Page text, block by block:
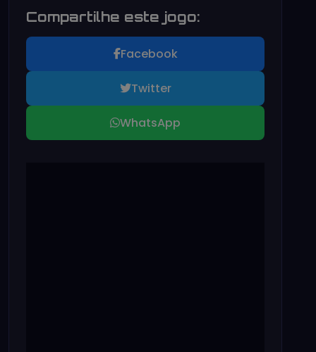
Compartilhe este jogo:
Facebook
Twitter
WhatsApp